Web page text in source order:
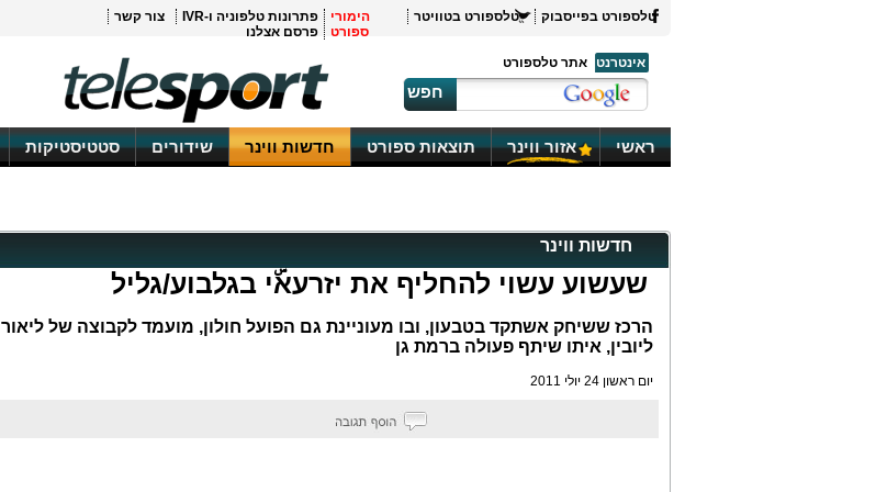
טלספורט בפייסבוק טלספורט בטוויטר
הימורי
ספורט
פתרונות טלפוניה ו-IVR
צור קשר
פרסם אצלנו
אינטרנט
אתר טלספורט
חפש
ראשי אזור ווינר תוצאות ספורט חדשות ווינר שידורים סטטיסטיקות
חדשות ווינר
שעשוע עשוי להחליף את יזרעאۜי בגלבוע/גליל
הרכז ששיחק אשתקד בטבעון, ובו מעוניינת גם הפועל חולון, מועמד לקבוצה של ליאור
ליובין, איתו שיתף פעולה ברמת גן
יום ראשון 24 יולי 2011